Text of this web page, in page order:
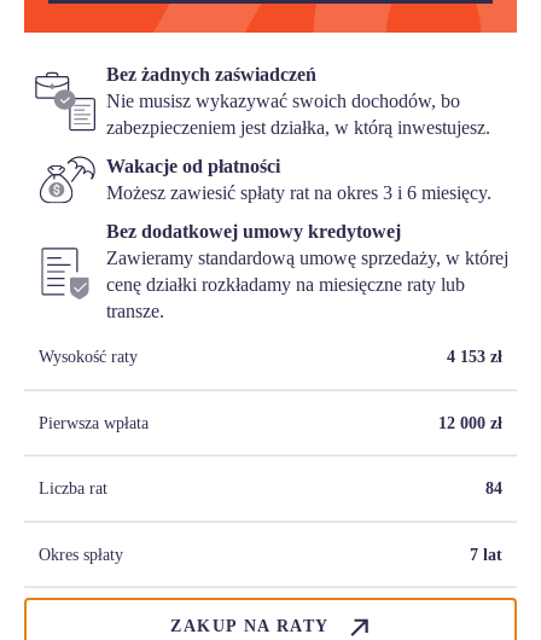
Bez żadnych zaświadczeń
Nie musisz wykazywać swoich dochodów, bo
zabezpieczeniem jest działka, w którą inwestujesz.
Wakacje od płatności
Możesz zawiesić spłaty rat na okres 3 i 6 miesięcy.
Bez dodatkowej umowy kredytowej
Zawieramy standardową umowę sprzedaży, w której
cenę działki rozkładamy na miesięczne raty lub
transze.
Wysokość raty 4 153 zł
Pierwsza wpłata 12 000 zł
Liczba rat 84
Okres spłaty 7 lat
ZAKUP NA RATY